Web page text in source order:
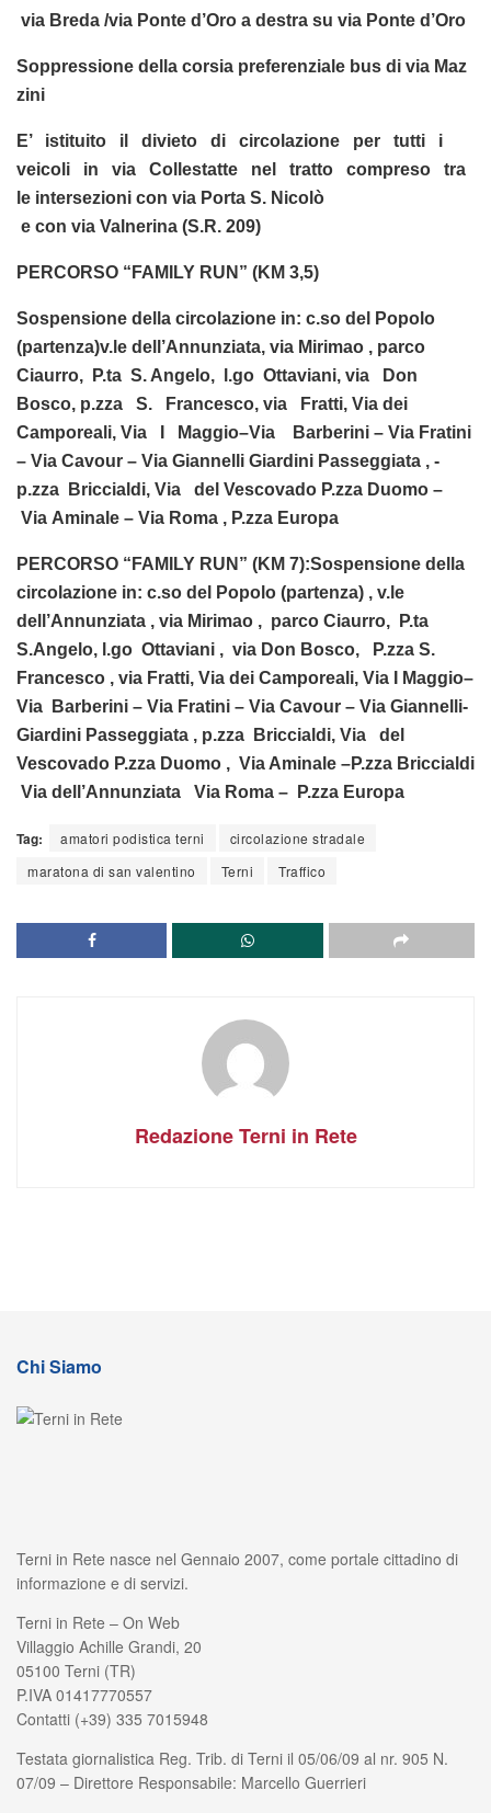
via Breda /via Ponte d’Oro a destra su via Ponte d’Oro
Soppressione della corsia preferenziale bus di via Maz
zini
E’ istituito il divieto di circolazione per tutti i
veicoli in via Collestatte nel tratto compreso tra
le intersezioni con via Porta S. Nicolò
e con via Valnerina (S.R. 209)
PERCORSO “FAMILY RUN” (KM 3,5)
Sospensione della circolazione in: c.so del Popolo
(partenza)­v.le dell’Annunziata­, via Mirimao ­, parco
Ciaurro, ­ P.ta S. Angelo, ­ l.go Ottaviani­, via Don
Bosco, ­p.zza S. Francesco, ­via Fratti­, Via dei
Camporeali­, Via I Maggio–Via Barberini – Via Fratini
– Via Cavour – Via Giannelli­ Giardini Passeggiata , ­
p.zza Briccialdi­, Via del Vescovado­ P.zza Duomo –
Via Aminale – Via Roma , P.zza Europa
PERCORSO “FAMILY RUN” (KM 7):Sospensione della
circolazione in: c.so del Popolo (partenza) ,­ v.le
dell’Annunziata ­, via Mirimao , ­ parco Ciaurro, ­ P.ta
S.Angelo, ­l.go Ottaviani , ­ via Don Bosco, ­ P.zza S.
Francesco ­, via Fratti­, Via dei Camporeali, ­Via I Maggio–
Via Barberini – Via Fratini – Via Cavour – Via Giannelli­
Giardini Passeggiata ­, p.zza Briccialdi, ­Via del
Vescovado­ P.zza Duomo , Via Aminale –P.zza Briccialdi
­ Via dell’Annunziata ­ Via Roma – P.zza Europa
Tag: amatori podistica terni
circolazione stradale
maratona di san valentino
Terni Traffico
Redazione Terni in Rete
Chi Siamo
Terni in Rete nasce nel Gennaio 2007, come portale cittadino di
informazione e di servizi.
Terni in Rete – On Web
Villaggio Achille Grandi, 20
05100 Terni (TR)
P.IVA 01417770557
Contatti (+39) 335 7015948
Testata giornalistica Reg. Trib. di Terni il 05/06/09 al nr. 905 N.
07/09 – Direttore Responsabile: Marcello Guerrieri